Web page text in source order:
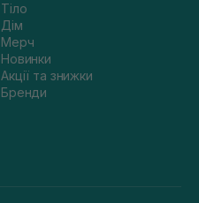
Тіло
Дім
Мерч
Новинки
Акції та знижки
Бренди